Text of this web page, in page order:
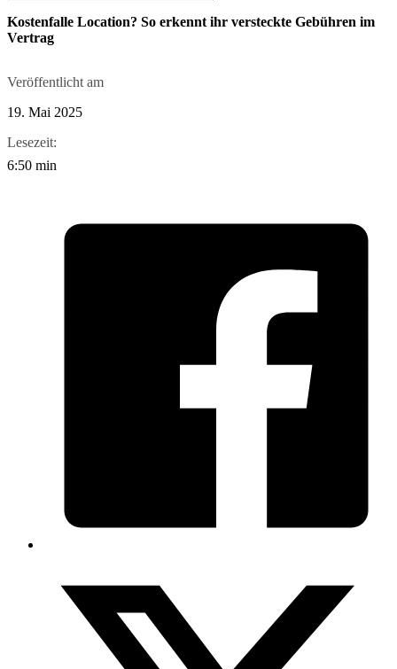
Kostenfalle Location? So erkennt ihr versteckte Gebühren im
Vertrag
Veröffentlicht am
19. Mai 2025
Lesezeit:
6:50 min